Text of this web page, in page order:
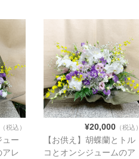
（税込）
ュー
アレ
¥20,000 （税込）
【お供え】胡蝶蘭とトル
コとオンシジュームのア